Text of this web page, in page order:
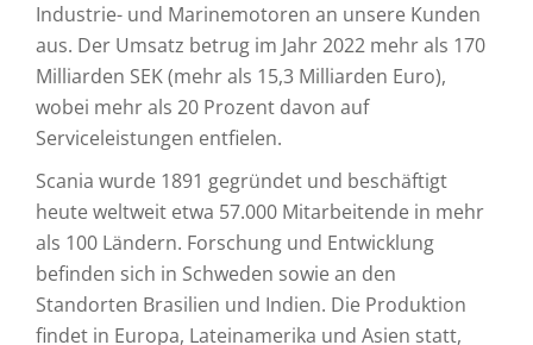
Industrie- und Marinemotoren an unsere Kunden
aus. Der Umsatz betrug im Jahr 2022 mehr als 170
Milliarden SEK (mehr als 15,3 Milliarden Euro),
wobei mehr als 20 Prozent davon auf
Serviceleistungen entfielen.
Scania wurde 1891 gegründet und beschäftigt
heute weltweit etwa 57.000 Mitarbeitende in mehr
als 100 Ländern. Forschung und Entwicklung
befinden sich in Schweden sowie an den
Standorten Brasilien und Indien. Die Produktion
findet in Europa, Lateinamerika und Asien statt,